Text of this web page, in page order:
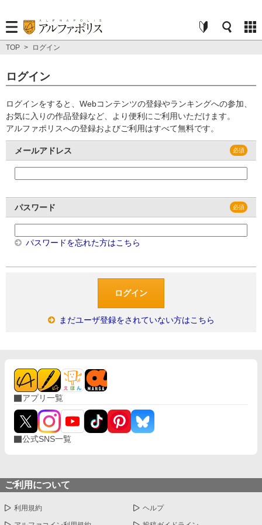
TOP > ログイン
ログイン
ログインをすると、Webコンテンツの登録やランキングへの参加、
お気に入りの作品登録など、より便利にご利用いただけます。
アルファポリスへの登録およびご利用はすべて無料です。
メールアドレス
パスワード
パスワードを忘れた方はこちら
まだユーザ登録をされていない方はこちら
アプリ一覧
公式SNS一覧
ご利用について
利用規約 ヘルプ